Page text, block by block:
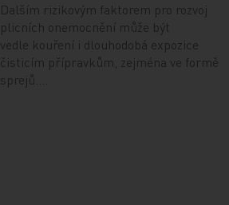
Dalším rizikovým faktorem pro rozvoj
plicních onemocnění může být
vedle kouření i dlouhodobá expozice
čisticím přípravkům, zejména ve formě
sprejů.…